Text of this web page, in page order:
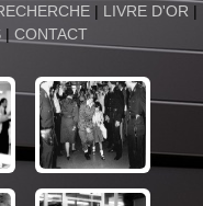
| LIVRE D'OR |
| CONTACT